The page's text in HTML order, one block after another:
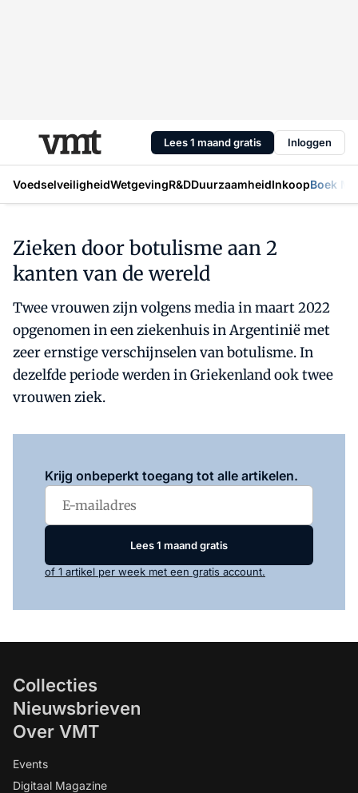
Lees 1 maand gratis Inloggen
VoedselveiligheidWetgevingR&DDuurzaamheidInkoopBoek
Zieken door botulisme aan 2
kanten van de wereld
Twee vrouwen zijn volgens media in maart 2022
opgenomen in een ziekenhuis in Argentinië met
zeer ernstige verschijnselen van botulisme. In
dezelfde periode werden in Griekenland ook twee
vrouwen ziek.
Krijg onbeperkt toegang tot alle artikelen.
Lees 1 maand gratis
of 1 artikel per week met een gratis account.
Collecties
Nieuwsbrieven
Over VMT
Events
Digitaal Magazine